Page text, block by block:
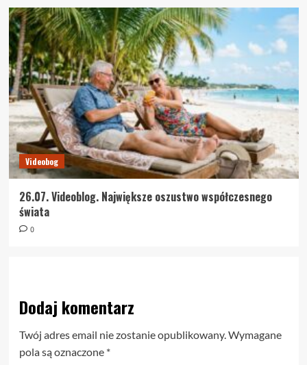
Videobog
26.07. Videoblog. Największe oszustwo współczesnego
świata
0
Dodaj komentarz
Twój adres email nie zostanie opublikowany.Wymagane
pola są oznaczone *